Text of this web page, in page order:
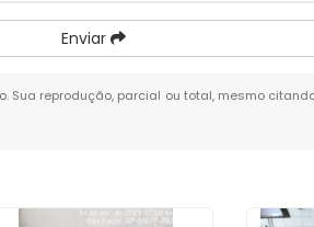
Enviar
Sua reprodução, parcial ou total, mesmo